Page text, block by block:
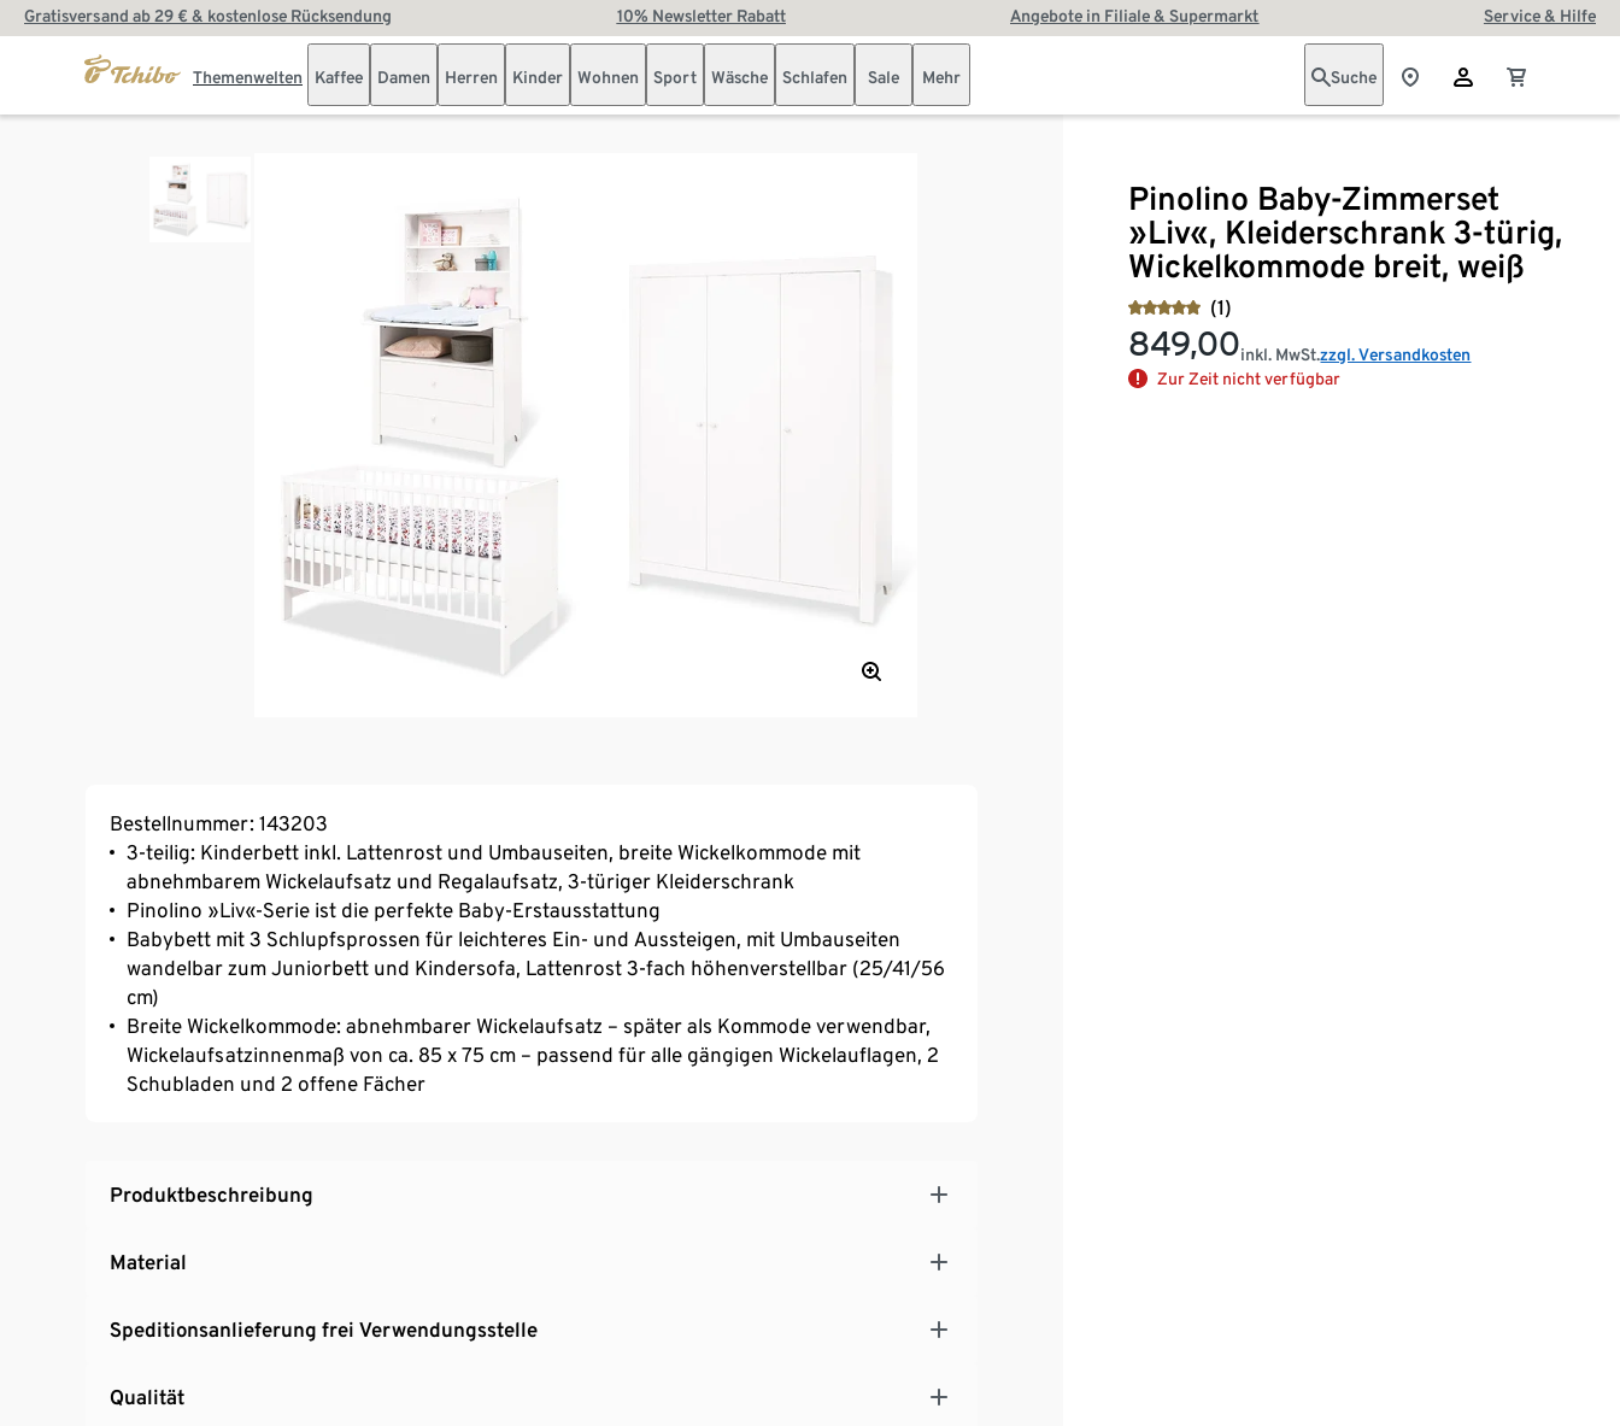
Gratisversand ab 29 € & kostenlose Rücksendung 10% Newsletter Rabatt Angebote in Filiale & Supermarkt Service & Hilfe
Themenwelten Kaffee Damen Herren Kinder Wohnen Sport Wäsche Schlafen Sale Mehr Suche
Pinolino Baby-Zimmerset
»Liv«, Kleiderschrank 3-türig,
Wickelkommode breit, weiß
(1)
849,00inkl. MwSt.zzgl. Versandkosten
Zur Zeit nicht verfügbar
Bestellnummer: 143203
3-teilig: Kinderbett inkl. Lattenrost und Umbauseiten, breite Wickelkommode mit
abnehmbarem Wickelaufsatz und Regalaufsatz, 3-türiger Kleiderschrank
Pinolino »Liv«-Serie ist die perfekte Baby-Erstausstattung
Babybett mit 3 Schlupfsprossen für leichteres Ein- und Aussteigen, mit Umbauseiten
wandelbar zum Juniorbett und Kindersofa, Lattenrost 3-fach höhenverstellbar (25/41/56
cm)
Breite Wickelkommode: abnehmbarer Wickelaufsatz – später als Kommode verwendbar,
Wickelaufsatzinnenmaß von ca. 85 x 75 cm – passend für alle gängigen Wickelauflagen, 2
Schubladen und 2 offene Fächer
Produktbeschreibung
Material
Speditionsanlieferung frei Verwendungsstelle
Qualität